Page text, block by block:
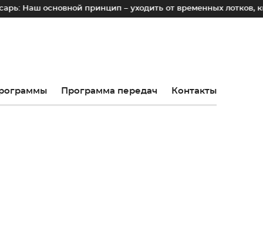
принцип – уходить от временных лотков, киосков и
Программа передач Контакты